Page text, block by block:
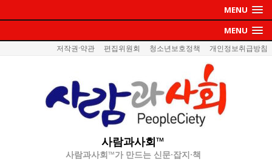
MENU
MENU
저작권·약관 편집위원회 청소년보호정책 개인정보취급방침
사람과사회™
사람과사회™가 만드는 신문·잡지·책